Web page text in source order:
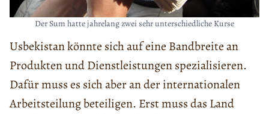
Der Sum hatte jahrelang zwei sehr unterschiedliche Kurse
Usbekistan könnte sich auf eine Bandbreite an
Produkten und Dienstleistungen spezialisieren.
Dafür muss es sich aber an der internationalen
Arbeitsteilung beteiligen. Erst muss das Land